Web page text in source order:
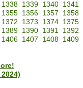
1338 1339 1340 1341
1355 1356 1357 1358
1372 1373 1374 1375
1389 1390 1391 1392
1406 1407 1408 1409